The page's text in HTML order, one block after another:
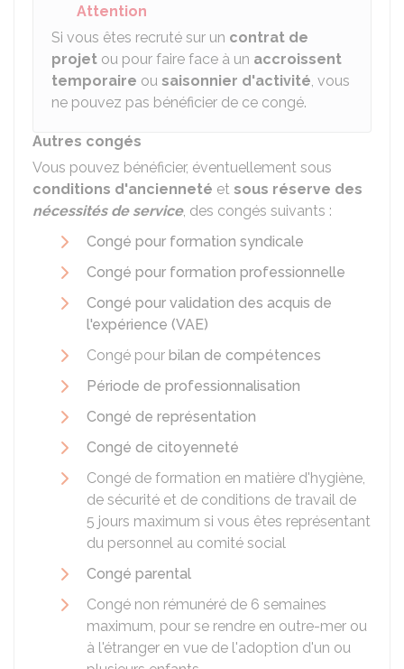
Attention
Si vous êtes recruté sur un contrat de
projet ou pour faire face à un accroissent
temporaire ou saisonnier d'activité, vous
ne pouvez pas bénéficier de ce congé.
Autres congés
Vous pouvez bénéficier, éventuellement sous
conditions d'ancienneté et sous réserve des
nécessités de service, des congés suivants :
Congé pour formation syndicale
Congé pour formation professionnelle
Congé pour validation des acquis de
l'expérience (VAE)
Congé pour bilan de compétences
Période de professionnalisation
Congé de représentation
Congé de citoyenneté
Congé de formation en matière d'hygiène,
de sécurité et de conditions de travail de
5 jours maximum si vous êtes représentant
du personnel au comité social
Congé parental
Congé non rémunéré de 6 semaines
maximum, pour se rendre en outre-mer ou
à l'étranger en vue de l'adoption d'un ou